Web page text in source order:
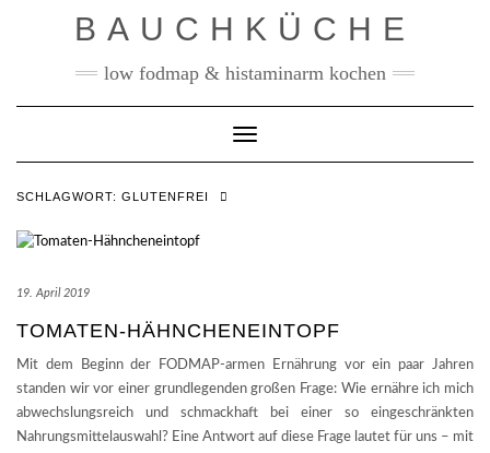
BAUCHKÜCHE
low fodmap & histaminarm kochen
Toggle Navigation
SCHLAGWORT: GLUTENFREI
19. April 2019
TOMATEN-HÄHNCHENEINTOPF
Mit dem Beginn der FODMAP-armen Ernährung vor ein paar Jahren
standen wir vor einer grundlegenden großen Frage: Wie ernähre ich mich
abwechslungsreich und schmackhaft bei einer so eingeschränkten
Nahrungsmittelauswahl? Eine Antwort auf diese Frage lautet für uns – mit